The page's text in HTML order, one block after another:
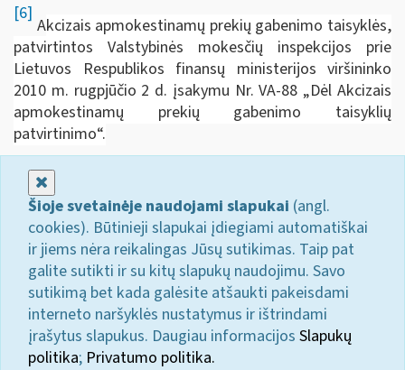
[6]
Akcizais apmokestinamų prekių gabenimo taisyklės,
patvirtintos Valstybinės mokesčių inspekcijos prie
Lietuvos Respublikos finansų ministerijos viršininko
2010 m. rugpjūčio 2 d. įsakymu Nr. VA-88 „Dėl Akcizais
apmokestinamų prekių gabenimo taisyklių
patvirtinimo“.
Šioje svetainėje naudojami slapukai (angl.
cookies). Būtinieji slapukai įdiegiami automatiškai
ir jiems nėra reikalingas Jūsų sutikimas. Taip pat
galite sutikti ir su kitų slapukų naudojimu. Savo
sutikimą bet kada galėsite atšaukti pakeisdami
interneto naršyklės nustatymus ir ištrindami
įrašytus slapukus. Daugiau informacijos Slapukų
politika; Privatumo politika.